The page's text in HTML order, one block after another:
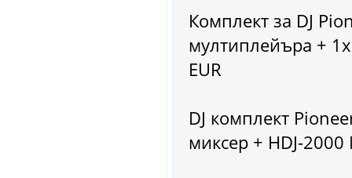
Комплект за DJ
мултиплейъра + 1x
EUR
DJ комплект
миксер + HDJ-